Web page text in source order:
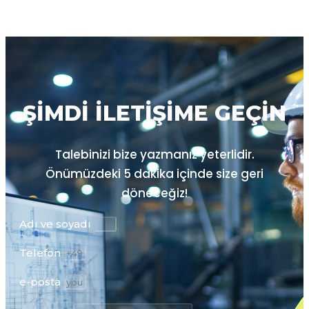
ŞIMDI ILETIŞIME GEÇIN
Talebinizi bize yazmanız yeterlidir.
Önümüzdeki 5 dakika içinde size geri
döneceğiz!
Adı ve soyadı
Telefon
e-posta